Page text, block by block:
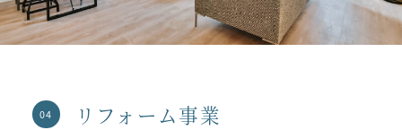
リフォーム事業